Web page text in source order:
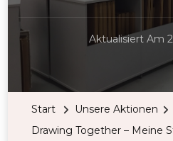
Aktualisiert Am
Start Unsere Aktionen
Drawing Together – Meine